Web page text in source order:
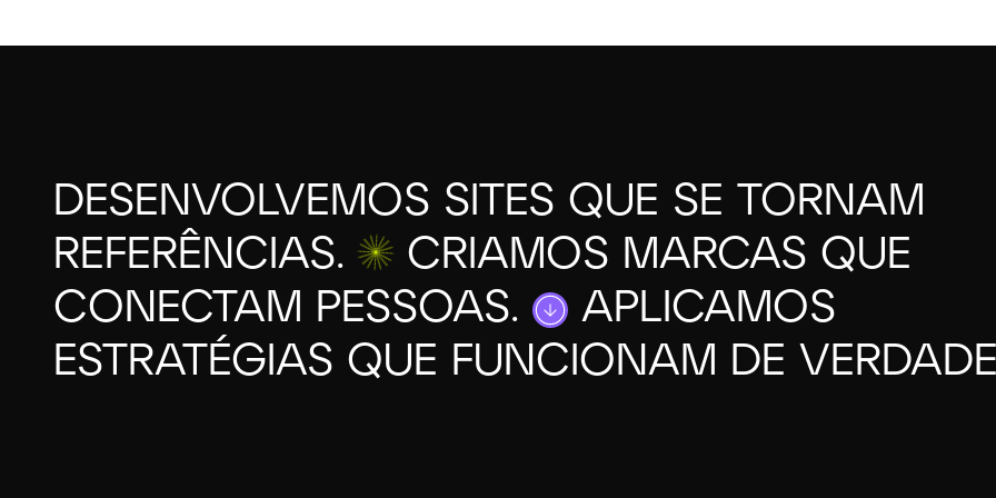
Desenvolvemos sites que se tornam referências. Criamos marcas que conectam pessoas. Aplicamos estratégias
DESENVOLVEMOS SITES QUE SE TORNAM
REFERÊNCIAS.
CRIAMOS MARCAS QUE
CONECTAM PESSOAS.
APLICAMOS
ESTRATÉGIAS QUE FUNCIONAM DE